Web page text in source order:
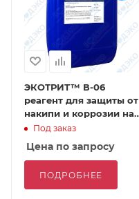
ЭКОТРИТ™ В-06
реагент для защиты от
накипи и коррозии на
основе
Под заказ
Цена по запросу
ПОДРОБНЕЕ